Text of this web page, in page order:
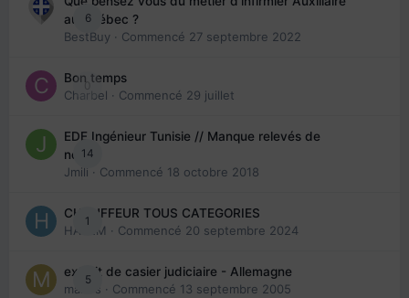
6
au Québec ?
BestBuy · Commencé 27 septembre 2022
0
Bon temps
Charbel · Commencé 29 juillet
14
EDE Ingénieur Tunisie // Manque relevés de
note
Jmili · Commencé 18 octobre 2018
1
CHAUFFEUR TOUS CATEGORIES
HAZEM · Commencé 20 septembre 2024
5
extrait de casier judiciaire - Allemagne
maries · Commencé 13 septembre 2005